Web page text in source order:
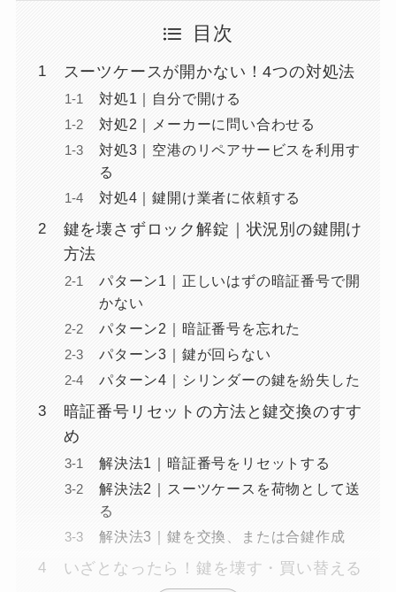
目次
スーツケースが開かない！4つの対処法
対処1｜自分で開ける
対処2｜メーカーに問い合わせる
対処3｜空港のリペアサービスを利用す
る
対処4｜鍵開け業者に依頼する
鍵を壊さずロック解錠｜状況別の鍵開け
方法
パターン1｜正しいはずの暗証番号で開
かない
パターン2｜暗証番号を忘れた
パターン3｜鍵が回らない
パターン4｜シリンダーの鍵を紛失した
暗証番号リセットの方法と鍵交換のすす
め
解決法1｜暗証番号をリセットする
解決法2｜スーツケースを荷物として送
る
解決法3｜鍵を交換、または合鍵作成
いざとなったら！鍵を壊す・買い替える